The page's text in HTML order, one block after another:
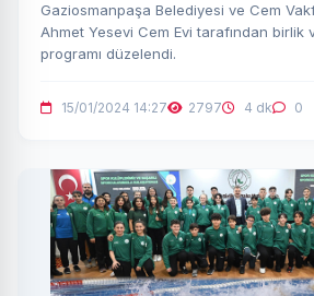
Gaziosmanpaşa Belediyesi ve Cem
Ahmet Yesevi Cem Evi tarafından birlik
programı düzelendi.
15/01/2024 14:27 2797 4 dk 0